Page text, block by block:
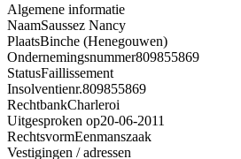
Algemene informatie
NaamSaussez Nancy
PlaatsBinche (Henegouwen)
Ondernemingsnummer809855869
StatusFaillissement
Insolventienr.809855869
RechtbankCharleroi
Uitgesproken op20-06-2011
RechtsvormEenmanszaak
Vestigingen / adressen